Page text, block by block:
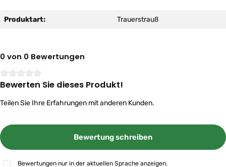
Produktart: Trauerstrauß
0 von 0 Bewertungen
Durchschnittliche Bewertung von 0 von 5 Sternen
Bewerten Sie dieses Produkt!
Teilen Sie Ihre Erfahrungen mit anderen Kunden.
Bewertung schreiben
Bewertungen nur in der aktuellen Sprache anzeigen.